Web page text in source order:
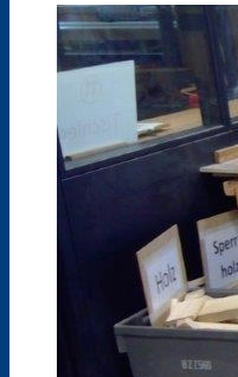
Fachschule
AV-SH mit ESA,
Bik-DaZ